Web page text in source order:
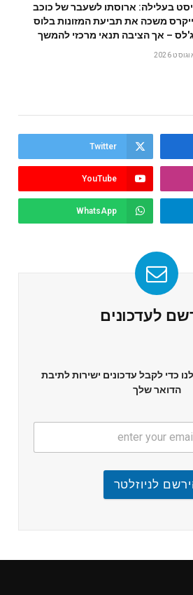
בעלילה: ארוסתו לשעבר של כוכב
משכה את תביעת המזונות בלוס
– אך הציבה תנאי מרכזי להמשך
Twitter
YouTube
WhatsApp
לעדכונים
כדי לקבל עדכונים ישירות לתיבת
הדואר שלך
לניוזלטר